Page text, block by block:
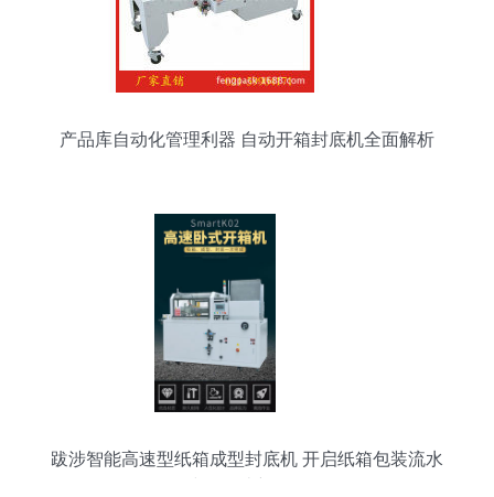
产品库自动化管理利器 自动开箱封底机全面解析
跋涉智能高速型纸箱成型封底机 开启纸箱包装流水